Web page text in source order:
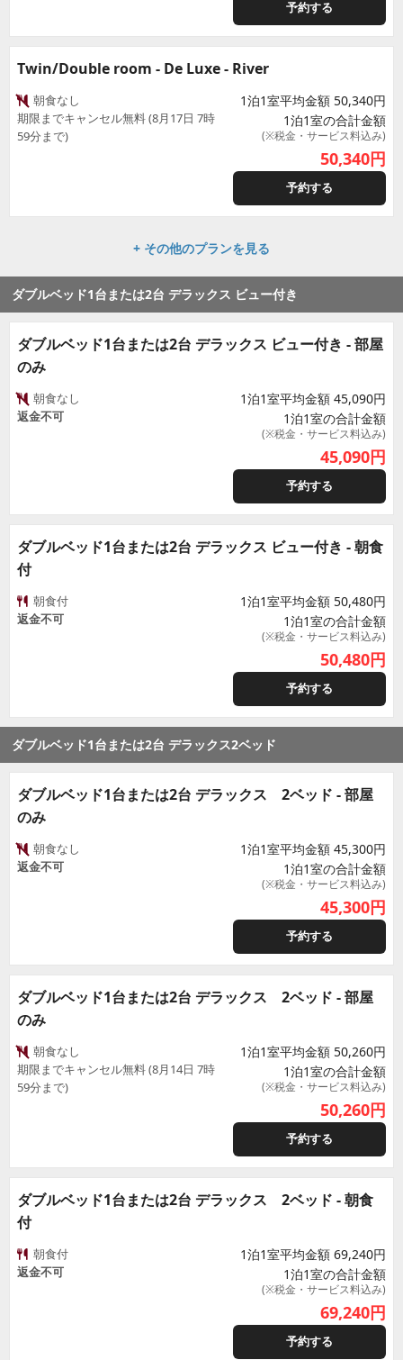
予約する
Twin/Double room - De Luxe - River
朝食なし
期限までキャンセル無料 (8月17日 7時
59分まで)
1泊1室平均金額 50,340円
1泊1室の合計金額
(※税金・サービス料込み)
50,340円
予約する
+ その他のプランを見る
ダブルベッド1台または2台 デラックス ビュー付き
ダブルベッド1台または2台 デラックス ビュー付き - 部屋
のみ
朝食なし
返金不可
1泊1室平均金額 45,090円
1泊1室の合計金額
(※税金・サービス料込み)
45,090円
予約する
ダブルベッド1台または2台 デラックス ビュー付き - 朝食
付
朝食付
返金不可
1泊1室平均金額 50,480円
1泊1室の合計金額
(※税金・サービス料込み)
50,480円
予約する
ダブルベッド1台または2台 デラックス2ベッド
ダブルベッド1台または2台 デラックス 2ベッド - 部屋
のみ
朝食なし
返金不可
1泊1室平均金額 45,300円
1泊1室の合計金額
(※税金・サービス料込み)
45,300円
予約する
ダブルベッド1台または2台 デラックス 2ベッド - 部屋
のみ
朝食なし
期限までキャンセル無料 (8月14日 7時
59分まで)
1泊1室平均金額 50,260円
1泊1室の合計金額
(※税金・サービス料込み)
50,260円
予約する
ダブルベッド1台または2台 デラックス 2ベッド - 朝食
付
朝食付
返金不可
1泊1室平均金額 69,240円
1泊1室の合計金額
(※税金・サービス料込み)
69,240円
予約する